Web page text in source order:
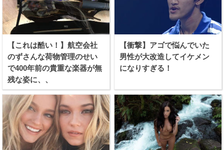
【これは酷い！】航空会社
のずさんな荷物管理のせい
で400年前の貴重な楽器が無
残な姿に、、
【衝撃】アゴで悩んでいた
男性が大改造してイケメン
になりすぎる！